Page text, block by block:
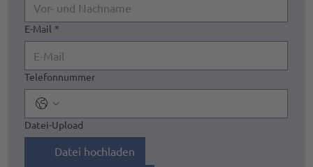
E-Mail *
Telefonnummer
Datei-Upload
Datei hochladen